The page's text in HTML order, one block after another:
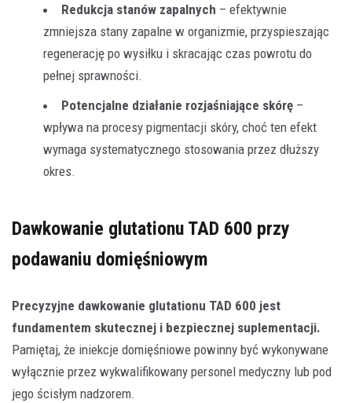
Redukcja stanów zapalnych – efektywnie
zmniejsza stany zapalne w organizmie, przyspieszając
regenerację po wysiłku i skracając czas powrotu do
pełnej sprawności.
Potencjalne działanie rozjaśniające skórę –
wpływa na procesy pigmentacji skóry, choć ten efekt
wymaga systematycznego stosowania przez dłuższy
okres.
Dawkowanie glutationu TAD 600 przy
podawaniu domięśniowym
Precyzyjne dawkowanie glutationu TAD 600 jest
fundamentem skutecznej i bezpiecznej suplementacji.
Pamiętaj, że iniekcje domięśniowe powinny być wykonywane
wyłącznie przez wykwalifikowany personel medyczny lub pod
jego ścisłym nadzorem.